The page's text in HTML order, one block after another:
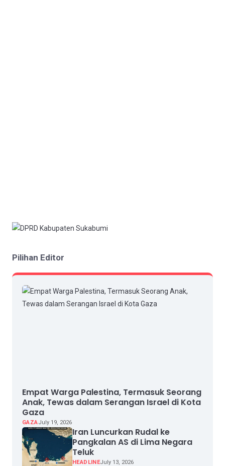
Pilihan Editor
Empat Warga Palestina, Termasuk Seorang
Anak, Tewas dalam Serangan Israel di Kota
Gaza
GAZAJuly 19, 2026
Iran Luncurkan Rudal ke
Pangkalan AS di Lima Negara
Teluk
HEADLINEJuly 13, 2026